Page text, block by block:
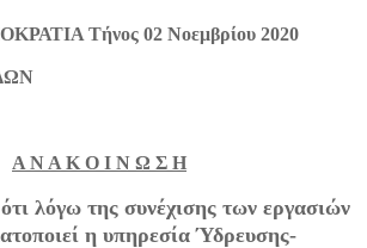
Τήνος 02 Νοεμβρίου 2020
Α Ν Α Κ Ο Ι Ν Ω Σ Η
λόγω της συνέχισης των εργασιών
η υπηρεσία Ύδρευσης-